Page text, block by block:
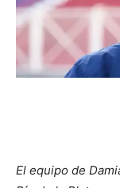
El equipo de